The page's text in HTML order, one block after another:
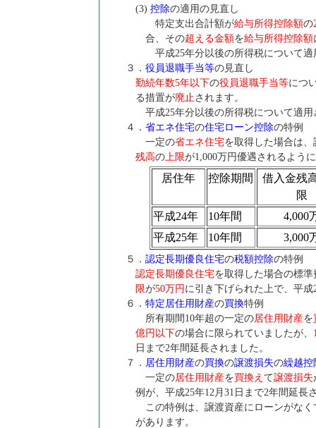
(3) 控除の適用の見直し
特定支出合計額が給与所得控除額の
合、その超える金額を給与所得控除額
平成25年分以後の所得税について適
３． 役員退職手当等の見直し
勤続年数5年以下の役員退職手当等につ
る措置が廃止されます。
平成25年分以後の所得税について適用
４． 省エネ住宅の住宅ローン控除の特例
一定の省エネ住宅を取得した場合は
残高の上限が1,000万円優遇されるよう
居住年 控除期間
借入金残
限
平成24年
10年間
4,000
平成25年
10年間 3,000
５． 認定長期優良住宅の税額控除の特例
認定長期優良住宅を取得した場合の標準
限が50万円 に引き下げられた上で、平
６． 特定居住用財産の買換特例
所有期間10年超の一定の居住用財産を
億円以下の場合に限られていましたが、
日まで2年間延長されました。
７． 居住用財産の買換の譲渡損失の繰越控
一定の居住用財産を買換え て譲渡損失
例が、平成25年12月31日まで2年間延長
この特例は、譲渡資産にローンがなく
があります。